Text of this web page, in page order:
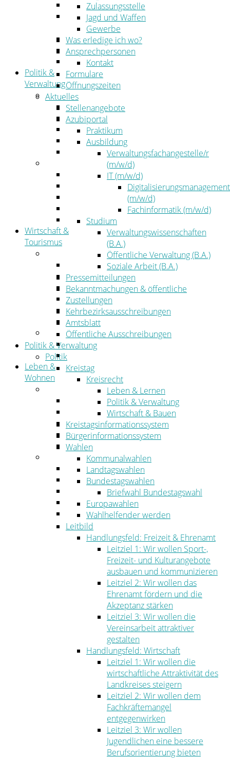
Pressemitteilungen
Bekanntmachungen & öffentliche
Zustellungen
Kehrbezirksausschreibungen
Amtsblatt
Öffentliche Ausschreibungen
Politik &
Verwaltung
Politik
Kreistag
Kreistagsinformationssystem
Bürgerinformationssystem
Wahlen
Der Landrat
Kommunalaufsicht
Zahlen, Daten, Fakten
Wirtschaft &
Tourismus
Wirtschaftsförderung
Gewerbeflächen und Unternehmen
Arbeitgeberservice
Mobilfunk & Breitband
Straßen- und Radwegebau
Landwirtschaft
Tourismus
Freizeit und Urlaub im Landkreis
Veranstaltungen
Leben &
Wohnen
Migration
Schulen, Bildung, Sport und Kultur
Soziales
Gesundheit
Jugend, Familie und Senioren
Bauen und Planen
Abfall
Umwelt
Ordnung
Zulassungsstelle
Jagd und Waffen
Gewerbe
Was erledige ich wo?
Ansprechpersonen
Kontakt
Formulare
Öffnungszeiten
Aktuelles
Stellenangebote
Azubiportal
Praktikum
Ausbildung
Verwaltungsfachangestelle/r
(m/w/d)
IT (m/w/d)
Digitalisierungsmanagement
(m/w/d)
Fachinformatik (m/w/d)
Studium
Verwaltungswissenschaften
(B.A.)
Öffentliche Verwaltung (B.A.)
Soziale Arbeit (B.A.)
Pressemitteilungen
Bekanntmachungen & öffentliche
Zustellungen
Kehrbezirksausschreibungen
Amtsblatt
Öffentliche Ausschreibungen
Politik & Verwaltung
Politik
Kreistag
Kreisrecht
Leben & Lernen
Politik & Verwaltung
Wirtschaft & Bauen
Kreistagsinformationssystem
Bürgerinformationssystem
Wahlen
Kommunalwahlen
Landtagswahlen
Bundestagswahlen
Briefwahl Bundestagswahl
Europawahlen
Wahlhelfender werden
Leitbild
Handlungsfeld: Freizeit & Ehrenamt
Leitziel 1: Wir wollen Sport-,
Freizeit- und Kulturangebote
ausbauen und kommunizieren
Leitziel 2: Wir wollen das
Ehrenamt fördern und die
Akzeptanz stärken
Leitziel 3: Wir wollen die
Vereinsarbeit attraktiver
gestalten
Handlungsfeld: Wirtschaft
Leitziel 1: Wir wollen die
wirtschaftliche Attraktivität des
Landkreises steigern
Leitziel 2: Wir wollen dem
Fachkräftemangel
entgegenwirken
Leitziel 3: Wir wollen
Jugendlichen eine bessere
Berufsorientierung bieten